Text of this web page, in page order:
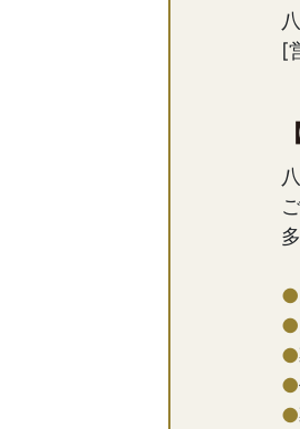
[
●
●
●
●
●